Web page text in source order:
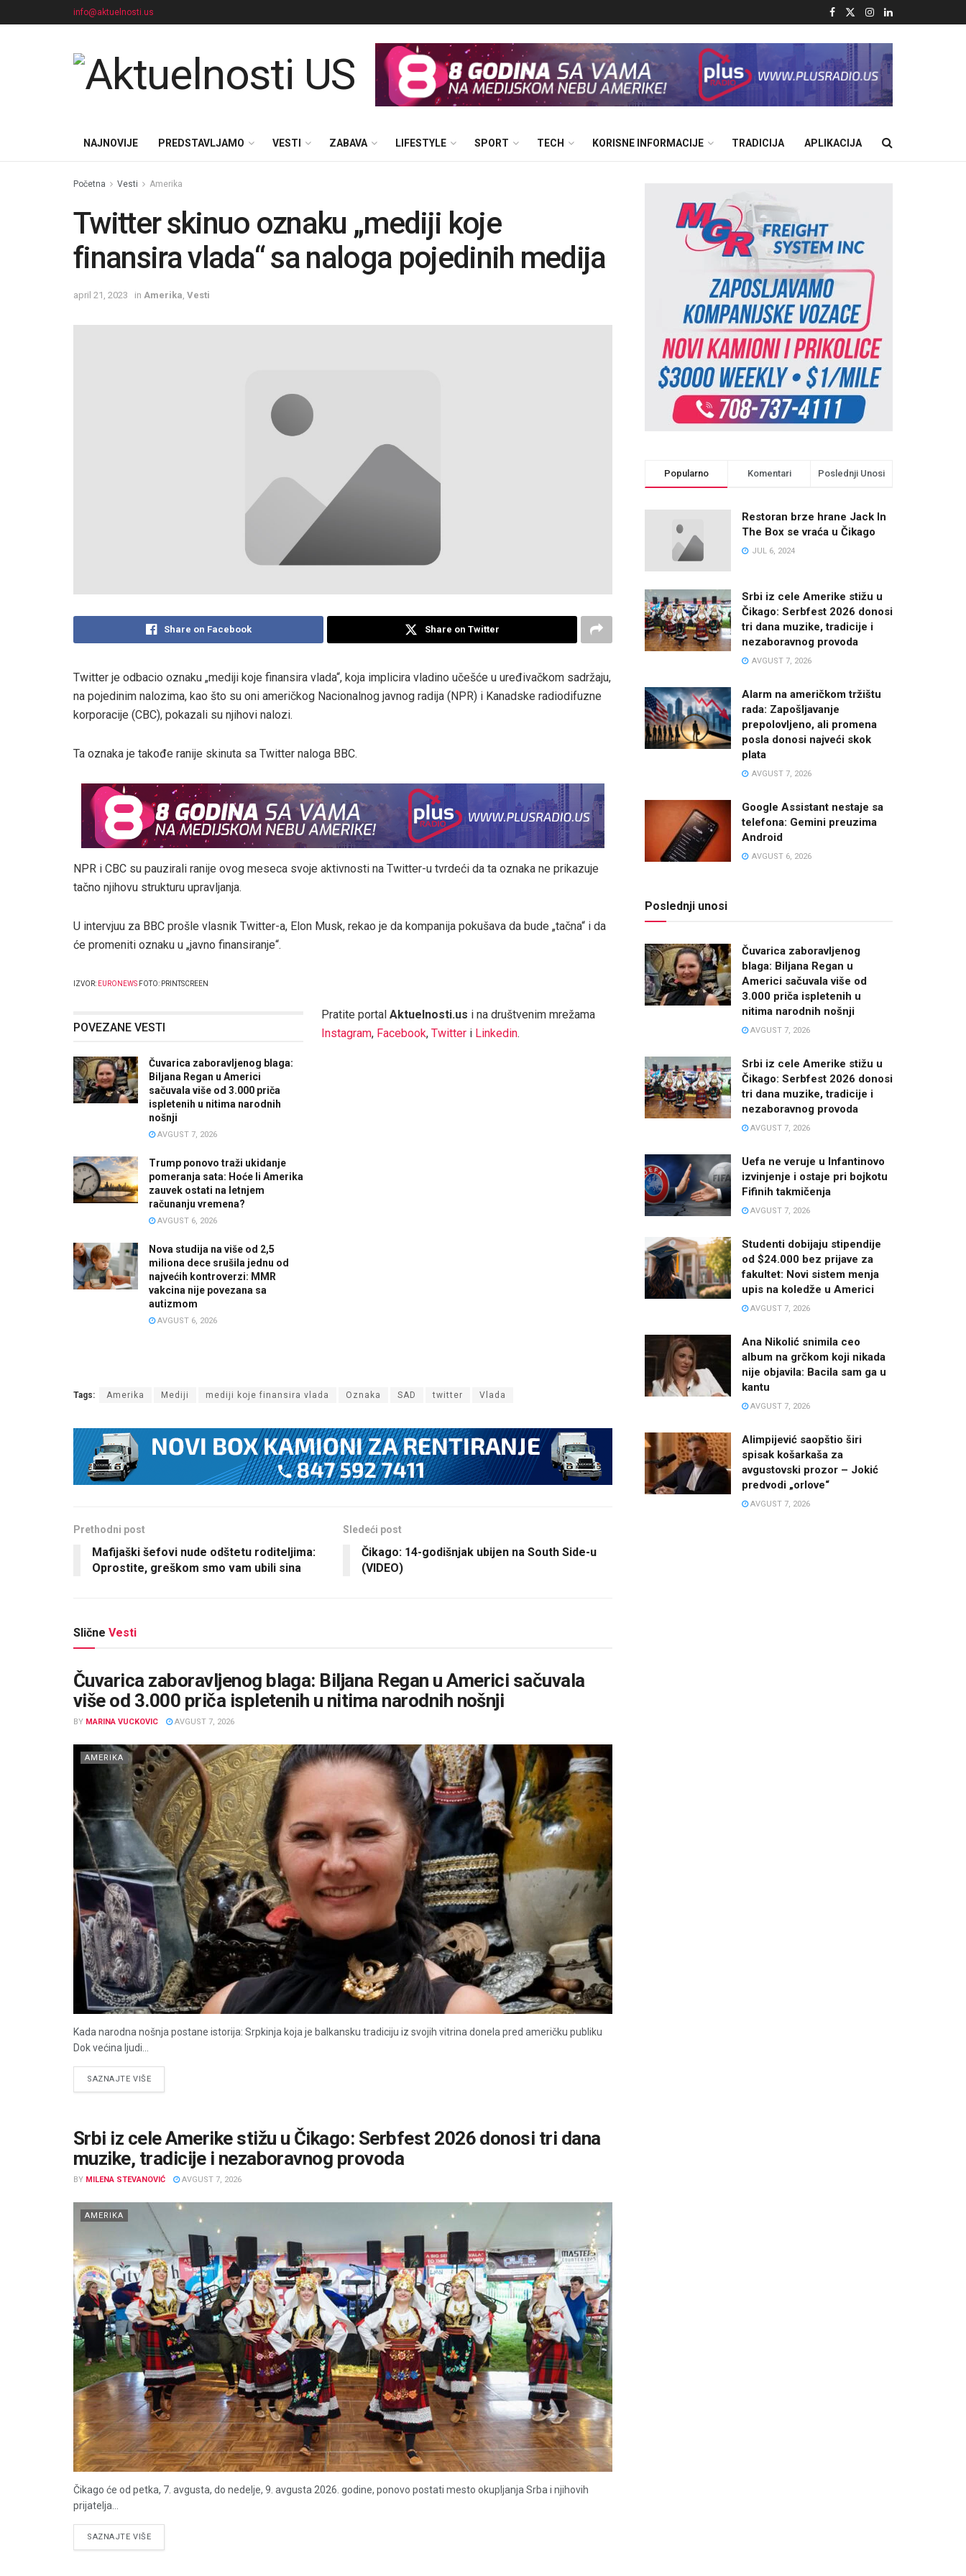
info@aktuelnosti.us
NAJNOVIJE PREDSTAVLJAMO VESTI ZABAVA LIFESTYLE SPORT TECH KORISNE INFORMACIJE TRADICIJA APLIKACIJA
Početna Vesti Amerika
Twitter skinuo oznaku „mediji koje
finansira vlada“ sa naloga pojedinih medija
april 21, 2023 in Amerika Vesti
Share on Facebook Share on Twitter
Twitter je odbacio oznaku „mediji koje finansira vlada“, koja implicira vladino učešće u uređivačkom sadržaju,
na pojedinim nalozima, kao što su oni američkog Nacionalnog javnog radija (NPR) i Kanadske radiodifuzne
korporacije (CBC), pokazali su njihovi nalozi.
Ta oznaka je takođe ranije skinuta sa Twitter naloga BBC.
NPR i CBC su pauzirali ranije ovog meseca svoje aktivnosti na Twitter-u tvrdeći da ta oznaka ne prikazuje
tačno njihovu strukturu upravljanja.
U intervjuu za BBC prošle vlasnik Twitter-a, Elon Musk, rekao je da kompanija pokušava da bude „tačna“ i da
će promeniti oznaku u „javno finansiranje“.
IZVOR: EURONEWS FOTO: PRINTSCREEN
POVEZANE VESTI
Čuvarica zaboravljenog blaga:
Biljana Regan u Americi
sačuvala više od 3.000 priča
ispletenih u nitima narodnih
nošnji
AVGUST 7, 2026
Trump ponovo traži ukidanje
pomeranja sata: Hoće li Amerika
zauvek ostati na letnjem
računanju vremena?
AVGUST 6, 2026
Nova studija na više od 2,5
miliona dece srušila jednu od
najvećih kontroverzi: MMR
vakcina nije povezana sa
autizmom
AVGUST 6, 2026
Pratite portal Aktuelnosti.us i na društvenim mrežama
Instagram, Facebook, Twitter i Linkedin.
Tags: Amerika Mediji mediji koje finansira vlada Oznaka SAD twitter Vlada
Prethodni post
Mafijaški šefovi nude odštetu roditeljima:
Oprostite, greškom smo vam ubili sina
Sledeći post
Čikago: 14-godišnjak ubijen na South Side-u
(VIDEO)
Slične Vesti
Čuvarica zaboravljenog blaga: Biljana Regan u Americi sačuvala
više od 3.000 priča ispletenih u nitima narodnih nošnji
BY MARINA VUCKOVIC AVGUST 7, 2026
AMERIKA
Kada narodna nošnja postane istorija: Srpkinja koja je balkansku tradiciju iz svojih vitrina donela pred američku publiku
Dok većina ljudi...
SAZNAJTE VIŠEDETAILS
Srbi iz cele Amerike stižu u Čikago: Serbfest 2026 donosi tri dana
muzike, tradicije i nezaboravnog provoda
BY MILENA STEVANOVIĆ AVGUST 7, 2026
AMERIKA
Čikago će od petka, 7. avgusta, do nedelje, 9. avgusta 2026. godine, ponovo postati mesto okupljanja Srba i njihovih
prijatelja...
SAZNAJTE VIŠEDETAILS
Popularno Komentari Poslednji Unosi
Restoran brze hrane Jack In
The Box se vraća u Čikago
JUL 6, 2024
Srbi iz cele Amerike stižu u
Čikago: Serbfest 2026 donosi
tri dana muzike, tradicije i
nezaboravnog provoda
AVGUST 7, 2026
Alarm na američkom tržištu
rada: Zapošljavanje
prepolovljeno, ali promena
posla donosi najveći skok
plata
AVGUST 7, 2026
Google Assistant nestaje sa
telefona: Gemini preuzima
Android
AVGUST 6, 2026
Poslednji unosi
Čuvarica zaboravljenog
blaga: Biljana Regan u
Americi sačuvala više od
3.000 priča ispletenih u
nitima narodnih nošnji
AVGUST 7, 2026
Srbi iz cele Amerike stižu u
Čikago: Serbfest 2026 donosi
tri dana muzike, tradicije i
nezaboravnog provoda
AVGUST 7, 2026
Uefa ne veruje u Infantinovo
izvinjenje i ostaje pri bojkotu
Fifinih takmičenja
AVGUST 7, 2026
Studenti dobijaju stipendije
od $24.000 bez prijave za
fakultet: Novi sistem menja
upis na koledže u Americi
AVGUST 7, 2026
Ana Nikolić snimila ceo
album na grčkom koji nikada
nije objavila: Bacila sam ga u
kantu
AVGUST 7, 2026
Alimpijević saopštio širi
spisak košarkaša za
avgustovski prozor – Jokić
predvodi „orlove“
AVGUST 7, 2026